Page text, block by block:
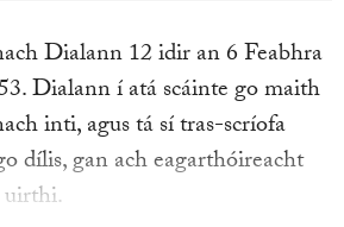
Dialann 12 idir an 6 Feabhra
Dialann í atá scáinte go maith
inti, agus tá sí tras-scríofa
dílis, gan ach eagarthóireacht